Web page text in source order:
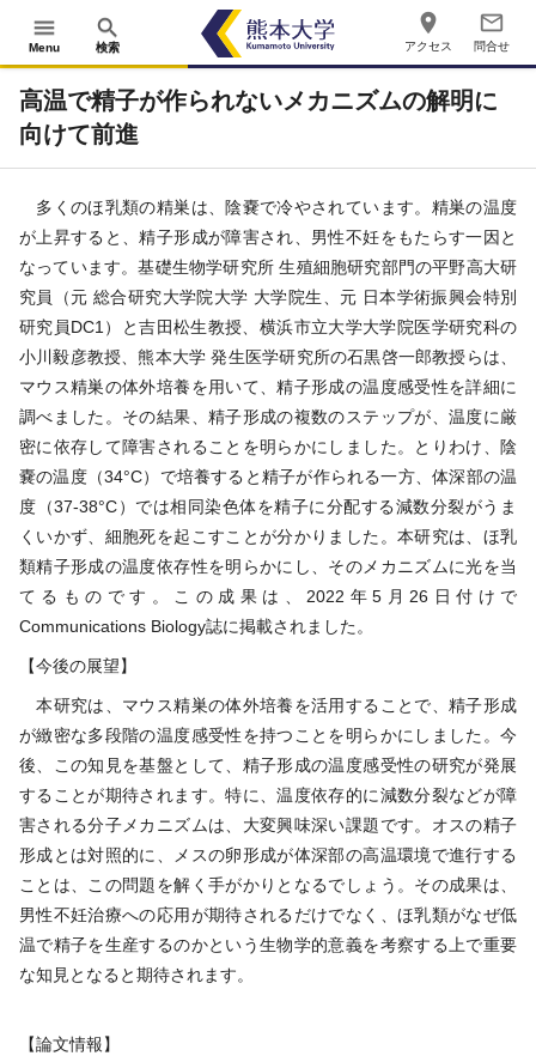
menu
Menu
search
検索
place
アクセス
mail_outline
問合せ
高温で精子が作られないメカニズムの解明に
向けて前進
多くのほ乳類の精巣は、陰嚢で冷やされています。精巣の温度
が上昇すると、精子形成が障害され、男性不妊をもたらす一因と
なっています。基礎生物学研究所 生殖細胞研究部門の平野高大研
究員（元 総合研究大学院大学 大学院生、元 日本学術振興会特別
研究員DC1）と吉田松生教授、横浜市立大学大学院医学研究科の
小川毅彦教授、熊本大学 発生医学研究所の石黒啓一郎教授らは、
マウス精巣の体外培養を用いて、精子形成の温度感受性を詳細に
調べました。その結果、精子形成の複数のステップが、温度に厳
密に依存して障害されることを明らかにしました。とりわけ、陰
嚢の温度（34°C）で培養すると精子が作られる一方、体深部の温
度（37-38°C）では相同染色体を精子に分配する減数分裂がうま
くいかず、細胞死を起こすことが分かりました。本研究は、ほ乳
類精子形成の温度依存性を明らかにし、そのメカニズムに光を当
てるものです。この成果は、2022年5月26日付けで
Communications Biology誌に掲載されました。
【今後の展望】
本研究は、マウス精巣の体外培養を活用することで、精子形成
が緻密な多段階の温度感受性を持つことを明らかにしました。今
後、この知見を基盤として、精子形成の温度感受性の研究が発展
することが期待されます。特に、温度依存的に減数分裂などが障
害される分子メカニズムは、大変興味深い課題です。オスの精子
形成とは対照的に、メスの卵形成が体深部の高温環境で進行する
ことは、この問題を解く手がかりとなるでしょう。その成果は、
男性不妊治療への応用が期待されるだけでなく、ほ乳類がなぜ低
温で精子を生産するのかという生物学的意義を考察する上で重要
な知見となると期待されます。
【論文情報】